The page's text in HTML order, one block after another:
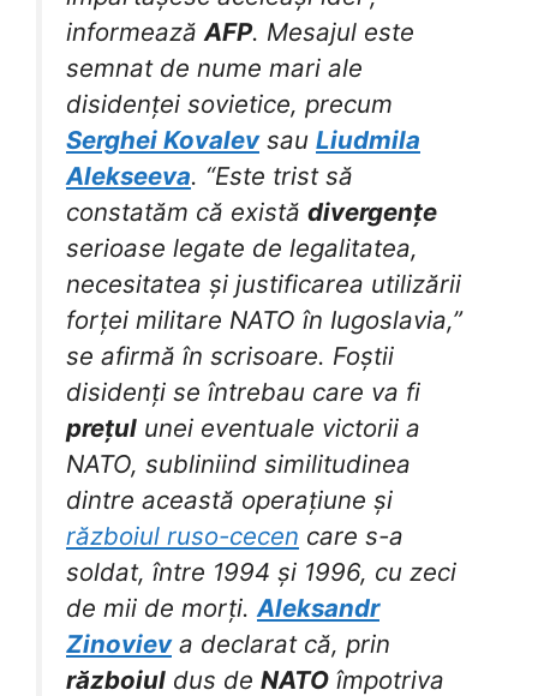
informează AFP. Mesajul este
semnat de nume mari ale
disidenței sovietice, precum
Serghei Kovalevsau Liudmila
Alekseeva. “Este trist să
constatăm că există divergențe
serioase legate de legalitatea,
necesitatea și justificarea utilizării
forței militare NATO în Iugoslavia,”
se afirmă în scrisoare. Foștii
disidenți se întrebau care va fi
prețul unei eventuale victorii a
NATO, subliniind similitudinea
dintre această operațiune și
războiul ruso-cecen care s-a
soldat, între 1994 și 1996, cu zeci
de mii de morți. Aleksandr
Zinovieva declarat că, prin
războiul dus de NATO împotriva